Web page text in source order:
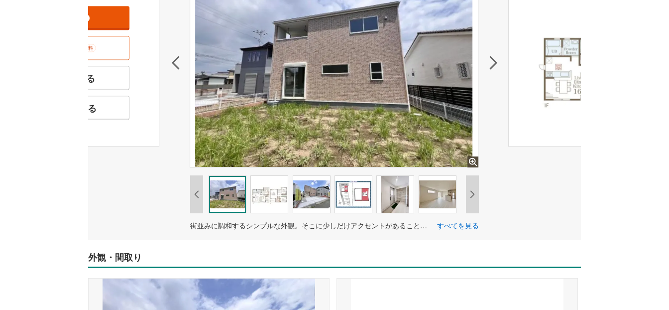
無料
特徴の似た物件を見る
お気に入りに追加する
街並みに調和するシンプルな外観。そこに少しだけアクセントがあることで都会的な雰囲気を醸し出しています。 すべてを見る
外観・間取り